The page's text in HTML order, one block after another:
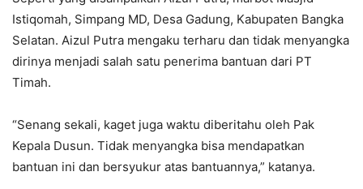
Istiqomah, Simpang MD, Desa Gadung, Kabupaten Bangka
Selatan. Aizul Putra mengaku terharu dan tidak menyangka
dirinya menjadi salah satu penerima bantuan dari PT
Timah.
“Senang sekali, kaget juga waktu diberitahu oleh Pak
Kepala Dusun. Tidak menyangka bisa mendapatkan
bantuan ini dan bersyukur atas bantuannya,” katanya.